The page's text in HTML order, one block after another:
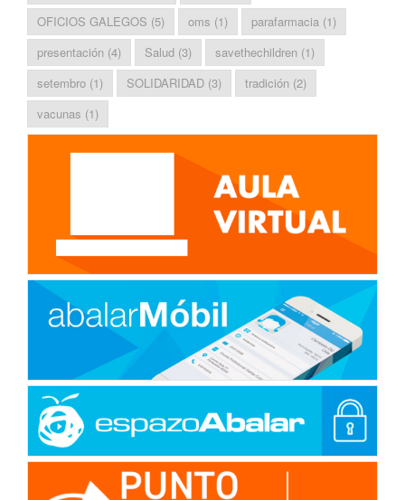
OFICIOS GALEGOS (5) oms (1) parafarmacia (1)
presentación (4) Salud (3) savethechildren (1)
setembro (1) SOLIDARIDAD (3) tradición (2)
vacunas (1)